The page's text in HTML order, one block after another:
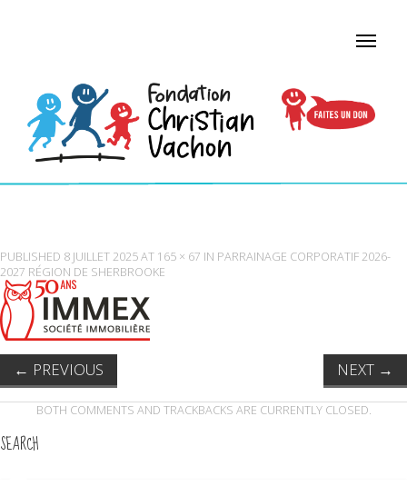
PUBLISHED 8 JUILLET 2025AT 165 × 67 IN PARRAINAGE CORPORATIF 2026-
2027 RÉGION DE SHERBROOKE
← PREVIOUS NEXT →
BOTH COMMENTS AND TRACKBACKS ARE CURRENTLY CLOSED.
SEARCH